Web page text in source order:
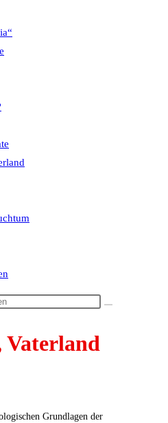
Vaterland
Grundlagen der